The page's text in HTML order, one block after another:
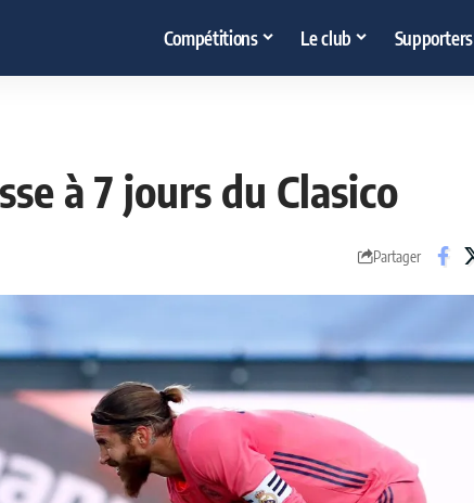
Compétitions Le club Supporters
à 7 jours du Clasico
Partager